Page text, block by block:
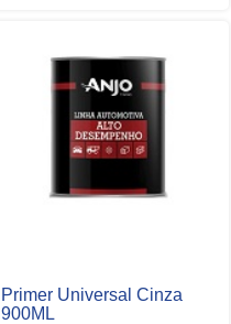
Primer Universal Cinza
900ML